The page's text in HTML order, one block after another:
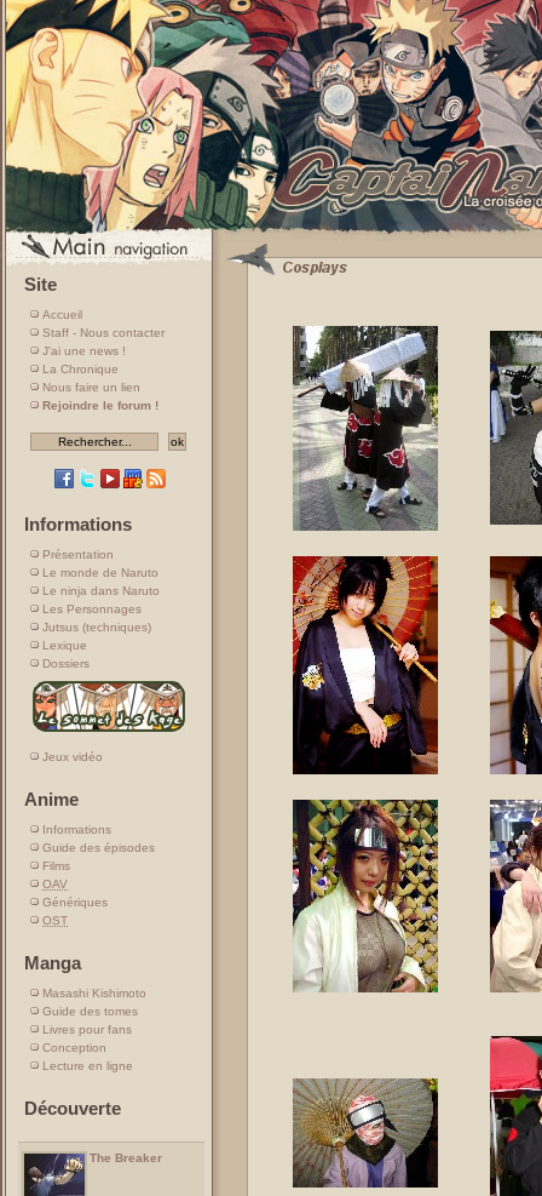
Site
Accueil
Staff - Nous contacter
J'ai une news !
La Chronique
Nous faire un lien
Rejoindre le forum !
Informations
Présentation
Le monde de Naruto
Le ninja dans Naruto
Les Personnages
Jutsus (techniques)
Lexique
Dossiers
Jeux vidéo
Anime
Informations
Guide des épisodes
Films
OAV
Génériques
OST
Manga
Masashi Kishimoto
Guide des tomes
Livres pour fans
Conception
Lecture en ligne
Découverte
The Breaker